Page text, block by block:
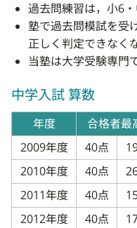
過去問練習は，小6
塾で過去問模試を受
正しく判定できなく
当塾は大学受験専門
中学入試 算数
年度 合格者最
2009年度
40点
2010年度
40点
2011年度
40点
2012年度
40点